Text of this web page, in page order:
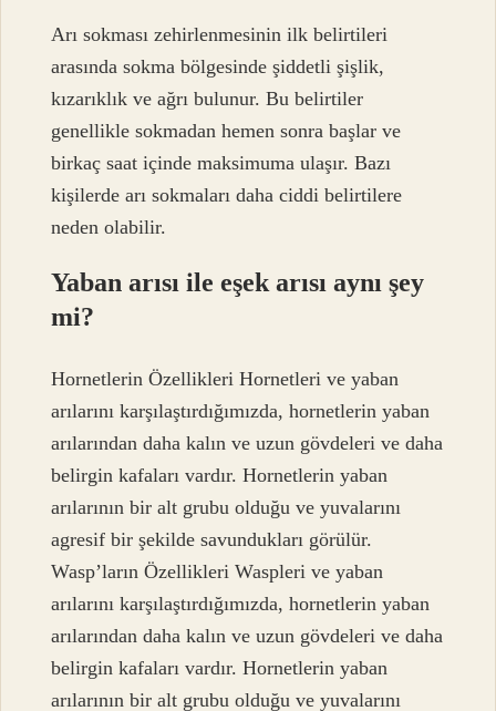
Arı sokması zehirlenmesinin ilk belirtileri
arasında sokma bölgesinde şiddetli şişlik,
kızarıklık ve ağrı bulunur. Bu belirtiler
genellikle sokmadan hemen sonra başlar ve
birkaç saat içinde maksimuma ulaşır. Bazı
kişilerde arı sokmaları daha ciddi belirtilere
neden olabilir.
Yaban arısı ile eşek arısı aynı şey
mi?
Hornetlerin Özellikleri Hornetleri ve yaban
arılarını karşılaştırdığımızda, hornetlerin yaban
arılarından daha kalın ve uzun gövdeleri ve daha
belirgin kafaları vardır. Hornetlerin yaban
arılarının bir alt grubu olduğu ve yuvalarını
agresif bir şekilde savundukları görülür.
Wasp’ların Özellikleri Waspleri ve yaban
arılarını karşılaştırdığımızda, hornetlerin yaban
arılarından daha kalın ve uzun gövdeleri ve daha
belirgin kafaları vardır. Hornetlerin yaban
arılarının bir alt grubu olduğu ve yuvalarını